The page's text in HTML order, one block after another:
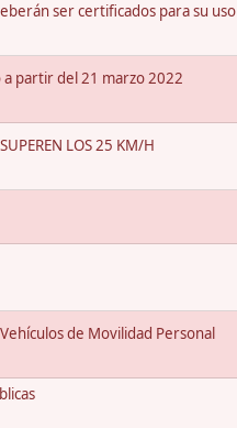
ser certificados para su uso
a partir del 21 marzo 2022
LOS 25 KM/H
de Movilidad Personal